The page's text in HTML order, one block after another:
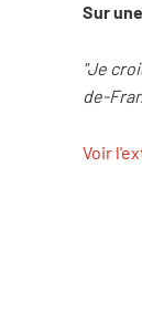
Sur
"Je
de-
Voir